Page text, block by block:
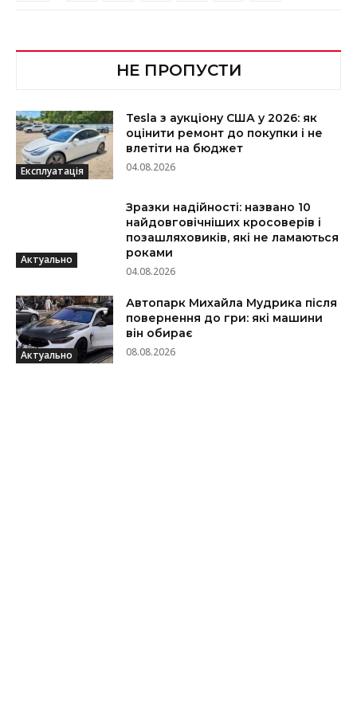
НЕ ПРОПУСТИ
Експлуатація
Tesla з аукціону США у 2026: як
оцінити ремонт до покупки і не
влетіти на бюджет
04.08.2026
Актуально
Зразки надійності: названо 10
найдовговічніших кросоверів і
позашляховиків, які не ламаються
роками
04.08.2026
Актуально
Автопарк Михайла Мудрика після
повернення до гри: які машини
він обирає
08.08.2026